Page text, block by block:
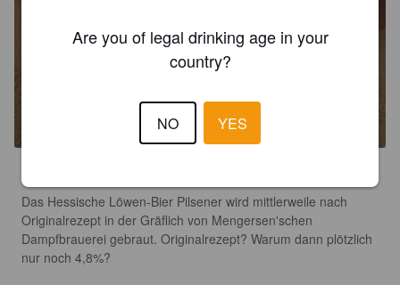
HESSISCHES LÖWENBIER
Das Hessische Löwen-Bier Pilsener wird mittlerweile nach
Originalrezept in der Gräflich von Mengersen'schen
Dampfbrauerei gebraut. Originalrezept? Warum dann plötzlich
nur noch 4,8%?
Are you of legal drinking age in your
country?
NO YES